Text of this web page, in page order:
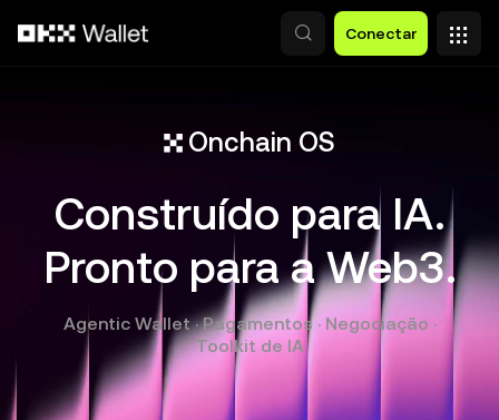
Conectar
Onchain OS
Construído para IA.
Pronto para a Web3.
Agentic Wallet · Pagamentos · Negociação ·
Toolkit de IA